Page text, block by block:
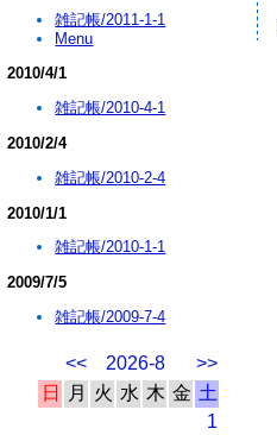
雑記帳/2011-1-1
Menu
2010/4/1
雑記帳/2010-4-1
2010/2/4
雑記帳/2010-2-4
2010/1/1
雑記帳/2010-1-1
2009/7/5
雑記帳/2009-7-4
<< 2026-8
>>
日
月 火 水 木 金 土
1